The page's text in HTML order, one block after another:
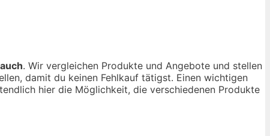
. Wir vergleichen Produkte und Angebote und stellen
damit du keinen Fehlkauf tätigst. Einen wichtigen
hier die Möglichkeit, die verschiedenen Produkte